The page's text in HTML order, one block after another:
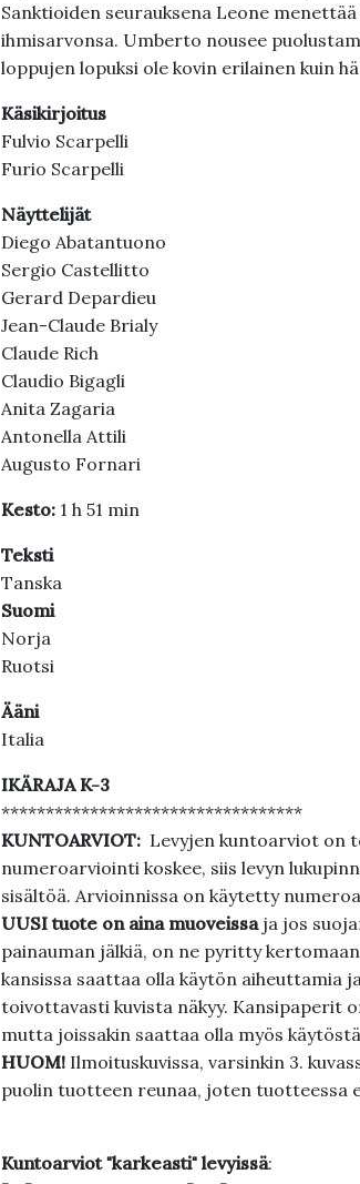
Sanktioiden seurauksena Leone
ihmisarvonsa. Umberto nousee
loppujen lopuksi ole kovin erilainen kuin
Käsikirjoitus
Fulvio Scarpelli
Furio Scarpelli
Näyttelijät
Diego Abatantuono
Sergio Castellitto
Gerard Depardieu
Jean-Claude Brialy
Claude Rich
Claudio Bigagli
Anita Zagaria
Antonella Attili
Augusto Fornari
Kesto: 1 h 51 min
Teksti
Tanska
Suomi
Norja
Ruotsi
Ääni
Italia
IKÄRAJA K-3
**********************************
KUNTOARVIOT: Levyjen kuntoarviot on
numeroarviointi koskee, siis levyn
sisältöä. Arvioinnissa on käytetty
UUSI tuote on aina muoveissa ja jos
painauman jälkiä, on ne pyritty
kansissa saattaa olla käytön aiheuttamia
toivottavasti kuvista näkyy. Kansipaperit
mutta joissakin saattaa olla myös
HUOM!Ilmoituskuvissa, varsinkin 3.
puolin tuotteen reunaa, joten tuotteessa
Kuntoarviot "karkeasti" levyissä: